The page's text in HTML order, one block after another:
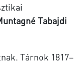
Tabajdi
Tárnok 1817–